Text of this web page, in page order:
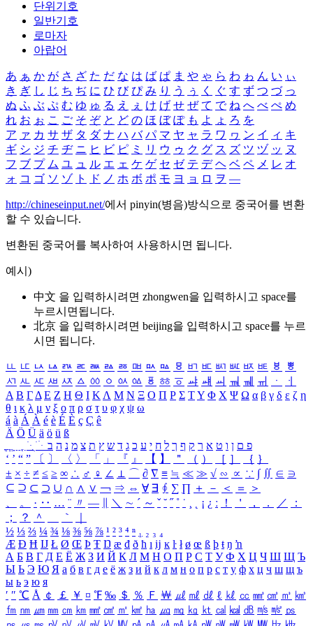
단위기호
일반기호
로마자
아랍어
あ ぁ か が さ ざ た だ な は ば ぱ ま や ゃ ら わ ゎ ん い ぃ
き ぎ し じ ち ぢ に ひ び ぴ み り う ぅ く ぐ す ず つ づ っ
ぬ ふ ぶ ぷ む ゆ ゅ る え ぇ け げ せ ぜ て で ね へ べ ぺ め
れ お ぉ こ ご そ ぞ と ど の ほ ぼ ぽ も よ ょ ろ を
ア ァ カ サ ザ タ ダ ナ ハ バ パ マ ヤ ャ ラ ワ ヮ ン イ ィ キ
ギ シ ジ チ ヂ ニ ヒ ビ ピ ミ リ ウ ゥ ク グ ス ズ ツ ヅ ッ ヌ
フ ブ プ ム ユ ュ ル エ ェ ケ ゲ セ ゼ テ デ ヘ ベ ペ メ レ オ
ォ コ ゴ ソ ゾ ト ド ノ ホ ボ ポ モ ヨ ョ ロ ヲ ―
http://chineseinput.net/에서 pinyin(병음)방식으로 중국어를 변환
할 수 있습니다.
변환된 중국어를 복사하여 사용하시면 됩니다.
예시)
中文 을 입력하시려면 zhongwen을 입력하시고 space를
누르시면됩니다.
北京 을 입력하시려면 beijing을 입력하시고 space를 누르
시면 됩니다.
ㅥ ㅦ ㅧ ㅨ ㅩ ㅪ ㅫ ㅬ ㅭ ㅮ ㅯ ㅰ ㅱ ㅲ ㅳ ㅴ ㅵ ㅶ ㅷ ㅸ
ㅹ
ㅺ ㅻ ㅼ ㅽ ㅾ ㅿ ㆀ ㆁ ㆂ ㆃ ㆄ ㆅ ㆆ ㆇ ㆈ ㆉ ㆊ ㆋ ㆌ ㆍ
ㆎ
Α Β ΓΔ Ε Ζ Η Θ Ι ΚΛ Μ Ν Ξ Ο Π Ρ Σ ΤΥ Φ Χ Ψ Ω α β γ δ ε ζ η
θ ι κ λ μ ν ξ ο π ρ σ τ υ φ χ ψ ω
á à Á À é è É È ç Ç ê
Ä Ö Ü ä ö ü ß
ִֶֹ ֻּ ׁׂ פ ם ן ו ט א ר ק ף ך ל ח י ע כ ג ד ש ץ ת צ מ נ ה ב
‘ ’ “ ” 〔 〕 〈 〉 「 」 『 』 【 】 ＂ （ ） ［ ］ ｛ ｝
± × ÷ ≠ ≤ ≥ ∞ ∴ ♂ ♀ ∠ ⊥ ⌒ ∂ ∇ ≡ ≒ ≪ ≫ √ ∽ ∝ ∵ ∫ ∬ ∈ ∋
⊆ ⊇ ⊂ ⊃ ∪ ∩ ∧ ∨ ￢ ⇒ ⇔ ∀ ∃ ∮ ∑ ∏ ＋ － ＜ ＝
＞
、
。 · ‥ … ¨ 〃 ― ＼ ∼ ´ ～ ˇ ˘ ˝ ˚ ˙ ¸ ¡ ¿ ː ！ ＇ ， ． ／
：
；
？ ＾ ｀
½ ⅓ ⅔ ¼ ¾ ⅛ ⅜ ⅝ ⅞ ¹ ² ³ ⁴ ⁿ ₁ ₂ ₃ ₄
Æ Ð Ħ Ĳ Ł Ø Œ Þ Ŧ Ŋ æ đ ð ħ ı ĳ ĸ ŀ ł ø œ ß þ ŧ ŋ ŉ
А Б В Г Д Е Ё Ж З И Й К Л М Н О П Р С Т У Ф Х Ц Ч Ш Щ Ъ
Ы Ь Э Ю Я а б в г д е ё ж з и й к л м н о п р с т у ф х ц ч ш щ ъ
ы ь э ю я
′ ″ ℃ Å ￠ ￡ ￥ ¤ ℉ ‰ ＄ ％ Ｆ ￦ ㎕ ㎖ ㎗ ℓ ㎘ ㏄ ㎣ ㎤ ㎥ ㎦
㎙ ㎚ ㎛ ㎜ ㎝ ㎞ ㎟ ㎠ ㎡ ㎢ ㏊ ㎍ ㎎ ㎏ ㏏ ㎈ ㎉ ㏈ ㎧ ㎨ ㎰